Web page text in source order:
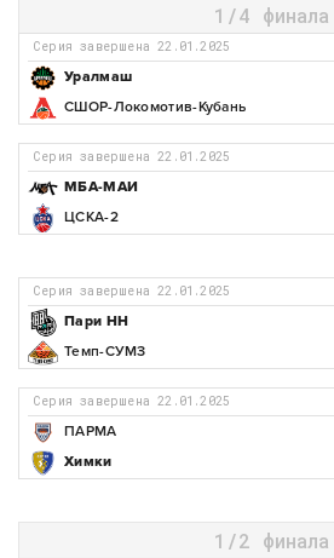
1/4 финала
Серия завершена 22.01.2025
Уралмаш
СШОР-Локомотив-Кубань
Серия завершена 22.01.2025
МБА-МАИ
ЦСКА-2
Серия завершена 22.01.2025
Пари НН
Темп-СУМЗ
Серия завершена 22.01.2025
ПАРМА
Химки
1/2 финала